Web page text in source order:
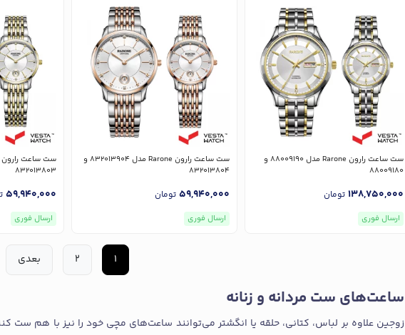
ست ساعت رارون Rarone مدل 88009190 و
88009180
138,750,000 تومان
ارسال فوری
ست ساعت رارون Rarone مدل 832013904 و
832013804
59,940,000 تومان
ارسال فوری
832013803
59,940,000
ارسال فوری
1
2 بعدی
ساعت‌های ست مردانه و زنانه
زوجین علاوه بر لباس، کتانی، حلقه یا انگشتر می‌توانند ساعت‌های مچی خود را نیز با هم ست